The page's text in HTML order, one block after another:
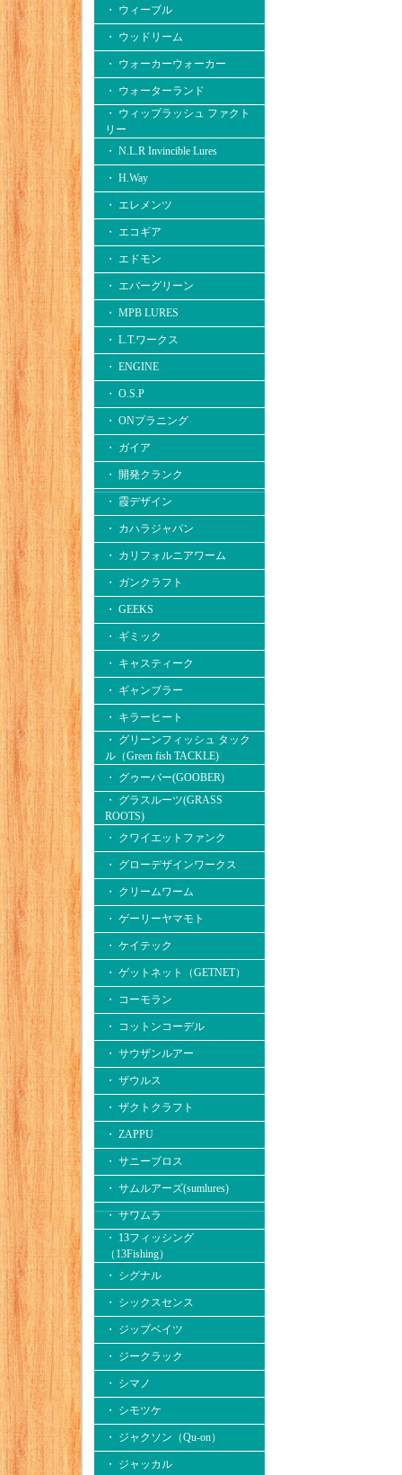
・ ウィーブル
・ ウッドリーム
・ ウォーカーウォーカー
・ ウォーターランド
・ ウィップラッシュ ファクト
リー
・ N.L.R Invincible Lures
・ H.Way
・ エレメンツ
・ エコギア
・ エドモン
・ エバーグリーン
・ MPB LURES
・ L.T.ワークス
・ ENGINE
・ O.S.P
・ ONプラニング
・ ガイア
・ 開発クランク
・ 霞デザイン
・ カハラジャパン
・ カリフォルニアワーム
・ ガンクラフト
・ GEEKS
・ ギミック
・ キャスティーク
・ ギャンブラー
・ キラーヒート
・ グリーンフィッシュ タック
ル（Green fish TACKLE)
・ グゥーバー(GOOBER)
・ グラスルーツ(GRASS
ROOTS)
・ クワイエットファンク
・ グローデザインワークス
・ クリームワーム
・ ゲーリーヤマモト
・ ケイテック
・ ゲットネット（GETNET）
・ コーモラン
・ コットンコーデル
・ サウザンルアー
・ ザウルス
・ ザクトクラフト
・ ZAPPU
・ サニーブロス
・ サムルアーズ(sumlures)
・ サワムラ
・ 13フィッシング
（13Fishing）
・ シグナル
・ シックスセンス
・ ジップベイツ
・ ジークラック
・ シマノ
・ シモツケ
・ ジャクソン（Qu-on）
・ ジャッカル